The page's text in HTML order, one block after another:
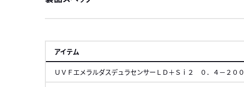
アイテム
ＵＶＦエメラルダスデュラセンサーＬＤ＋Ｓｉ２ ０．４－２００